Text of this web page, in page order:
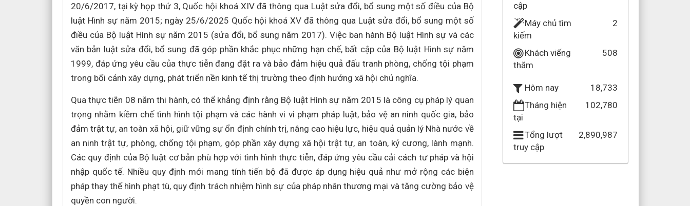
20/6/2017, tại kỳ họp thứ 3, Quốc hội khoá XIV đã thông qua Luật sửa đổi, bổ sung một số điều của Bộ
luật Hình sự năm 2015; ngày 25/6/2025 Quốc hội khoá XV đã thông qua Luật sửa đổi, bổ sung một số
điều của Bộ luật Hình sự năm 2015 (sửa đổi, bổ sung năm 2017). Việc ban hành Bộ luật Hình sự và các
văn bản luật sửa đổi, bổ sung đã góp phần khắc phục những hạn chế, bất cập của Bộ luật Hình sự năm
1999, đáp ứng yêu cầu của thực tiễn đang đặt ra và bảo đảm hiệu quả đấu tranh phòng, chống tội phạm
trong bối cảnh xây dựng, phát triển nền kinh tế thị trường theo định hướng xã hội chủ nghĩa.
Qua thực tiễn 08 năm thi hành, có thể khẳng định rằng Bộ luật Hình sự năm 2015 là công cụ pháp lý quan
trọng nhằm kiềm chế tình hình tội phạm và các hành vi vi phạm pháp luật, bảo vệ an ninh quốc gia, bảo
đảm trật tự, an toàn xã hội, giữ vững sự ổn định chính trị, nâng cao hiệu lực, hiệu quả quản lý Nhà nước về
an ninh trật tự, phòng, chống tội phạm, góp phần xây dựng xã hội trật tự, an toàn, kỷ cương, lành mạnh.
Các quy định của Bộ luật cơ bản phù hợp với tình hình thực tiễn, đáp ứng yêu cầu cải cách tư pháp và hội
nhập quốc tế. Nhiều quy định mới mang tính tiến bộ đã được áp dụng hiệu quả như mở rộng các biện
pháp thay thế hình phạt tù, quy định trách nhiệm hình sự của pháp nhân thương mại và tăng cường bảo vệ
quyền con người.
cập
Máy chủ tìm
kiếm
2
Khách viếng
thăm
508
Hôm nay
18,733
Tháng hiện
tại
102,780
Tổng lượt
truy cập
2,890,987